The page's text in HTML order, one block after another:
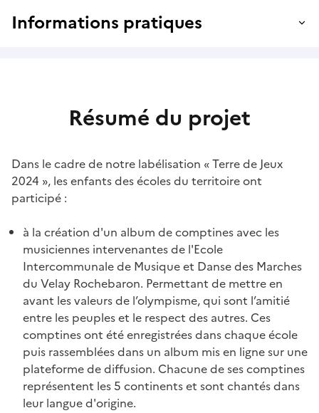
Informations pratiques
Résumé du projet
Dans le cadre de notre labélisation « Terre de Jeux
2024 », les enfants des écoles du territoire ont
participé :
à la création d'un album de comptines avec les
musiciennes intervenantes de l'Ecole
Intercommunale de Musique et Danse des Marches
du Velay Rochebaron. Permettant de mettre en
avant les valeurs de l’olympisme, qui sont l’amitié
entre les peuples et le respect des autres. Ces
comptines ont été enregistrées dans chaque école
puis rassemblées dans un album mis en ligne sur une
plateforme de diffusion. Chacune de ses comptines
représentent les 5 continents et sont chantés dans
leur langue d'origine.